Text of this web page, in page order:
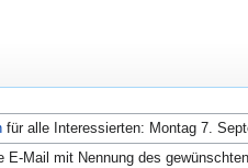
für alle Interessierten: Montag 7.
E-Mail mit Nennung des